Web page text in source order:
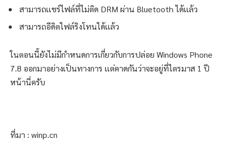
สามารถเเชร์ไฟล์ที่ไม่ติด DRM ผ่าน Bluetooth ได้เเล้ว
สามารถอีดิตไฟล์ริงโทนได้เเล้ว
ในตอนนี้ยังไม่มีกำหนดการเกี่ยวกับการปล่อย Windows Phone
7.8 ออกมาอย่างเป็นทางการ เเต่คาดกันว่าจะอยู่ที่ไตรมาส 1 ปี
หน้านี่ครับ
ที่มา : winp.cn